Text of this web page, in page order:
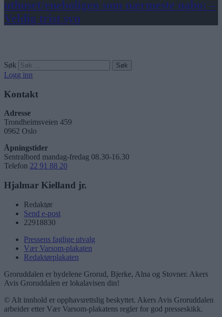
uthuset/eneboligen som nærmeste nabo: –
Veldig trist syn
Søk
Logg inn
Kontakt
Adresse
Trondheimsveien 459
0962 Oslo
Åpningstider
Sentralbord mandag-fredag 08.30-16.30
Telefon 22 91 88 20
Hjalmar Kielland jr.
Redaktør
Send e-post
22918830
Pressens faglige utvalg
Vær Varsom-plakaten
Redaktørplakaten
Groruddalen er bydelene Grorud, Bjerke, Alna og Stovner. Akers
Avis Groruddalen er lokalavisen din!
© Alt innhold er opphavsrettslig beskyttet. Akers Avis Groruddalen
arbeider etter Vær Varsom-plakatens regler for god presseskikk.